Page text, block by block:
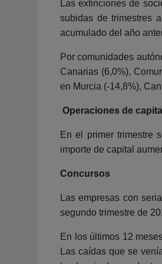
Las extinciones de
subidas de trimestres
acumulado del año
Por comunidades
Canarias (6,0%),
en Murcia (-14,8%),
Operaciones de
En el primer trimestre
importe de capital
Concursos
Las empresas con
segundo trimestre de
En los últimos 12
Las caídas que se